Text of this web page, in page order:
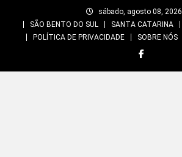
sábado, agosto 08, 2026
SÃO BENTO DO SUL
SANTA CATARINA
POLÍTICA DE PRIVACIDADE
SOBRE NÓS